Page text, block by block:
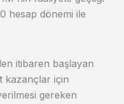
hesap dönemi ile
itibaren başlayan
kazançlar için
gereken